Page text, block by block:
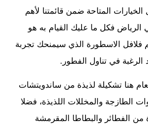
المتاحة ضمن قائمتنا لأهم
فكل ما عليك القيام به هو
فلافل الاسطورة الذي سيمنحك تجربة
الرغبة في تناول الفطور.
هنا تشكيلة لذيذة من ساندويتشات
الطازجة والمخللات اللذيذة، فضلا
الفطائر والبطاطا المقرمشة